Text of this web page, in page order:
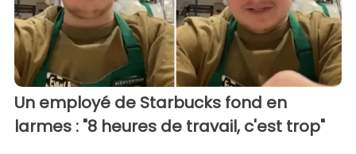
Un employé de Starbucks fond en
larmes : "8 heures de travail, c'est trop"